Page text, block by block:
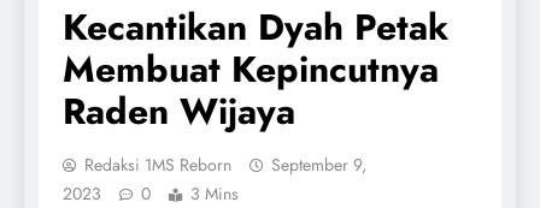
Kecantikan Dyah Petak
Membuat Kepincutnya
Raden Wijaya
Redaksi 1MS Reborn
September 9,
2023
0 3 Mins